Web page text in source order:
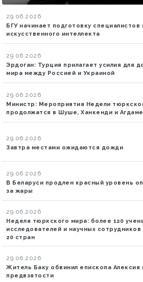
29.06.2026
БГУ начинает подготовку специалистов
искусственного интеллекта
29.06.2026
Эрдоган: Турция прилагает усилия для
мира между Россией и Украиной
29.06.2026
Министр: Мероприятия Недели
продолжатся в Шуше, Ханкенди и Агдаме
29.06.2026
Завтра местами ожидаются дожди
29.06.2026
В Беларуси продлен красный уровень
за жары
29.06.2026
Неделя тюркского мира: более 120
исследователей и научных
20 стран
29.06.2026
Житель Баку обвинил епископа Алексия
предвзятости